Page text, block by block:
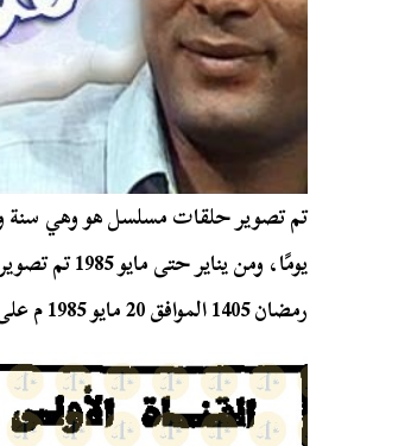
رمضان 1405 الموافق 20 مايو 1985 م على القناة الأولى الساعة 8:33 مساءًا.